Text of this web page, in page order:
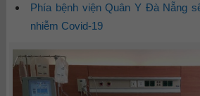
Phía bệnh viện Quân Y Đà Nẵng
nhiễm Covid-19